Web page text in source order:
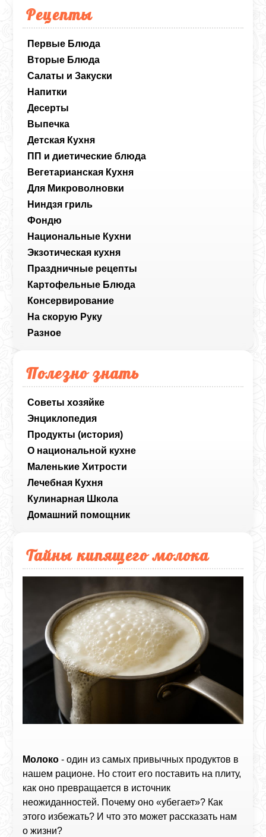
Рецепты
Первые Блюда
Вторые Блюда
Салаты и Закуски
Напитки
Десерты
Выпечка
Детская Кухня
ПП и диетические блюда
Вегетарианская Кухня
Для Микроволновки
Ниндзя гриль
Фондю
Национальные Кухни
Экзотическая кухня
Праздничные рецепты
Картофельные Блюда
Консервирование
На скорую Руку
Разное
Полезно знать
Советы хозяйке
Энциклопедия
Продукты (история)
О национальной кухне
Маленькие Хитрости
Лечебная Кухня
Кулинарная Школа
Домашний помощник
Тайны кипящего молока
Молоко - один из самых привычных продуктов в
нашем рационе. Но стоит его поставить на плиту,
как оно превращается в источник
неожиданностей. Почему оно «убегает»? Как
этого избежать? И что это может рассказать нам
о жизни?